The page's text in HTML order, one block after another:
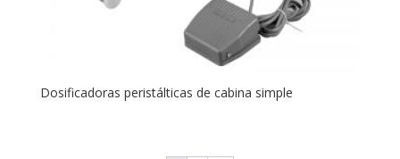
Dosificadoras peristálticas de cabina simple